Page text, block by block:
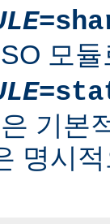
모
기본
명시